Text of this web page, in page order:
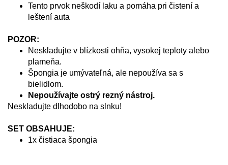
Tento prvok neškodí laku a pomáha pri čistení a
leštení auta
POZOR:
Neskladujte v blízkosti ohňa, vysokej teploty alebo
plameňa.
Špongia je umývateľná, ale nepoužíva sa s
bielidlom.
Nepoužívajte ostrý rezný nástroj.
Neskladujte dlhodobo na slnku!
SET OBSAHUJE:
1x čistiaca špongia